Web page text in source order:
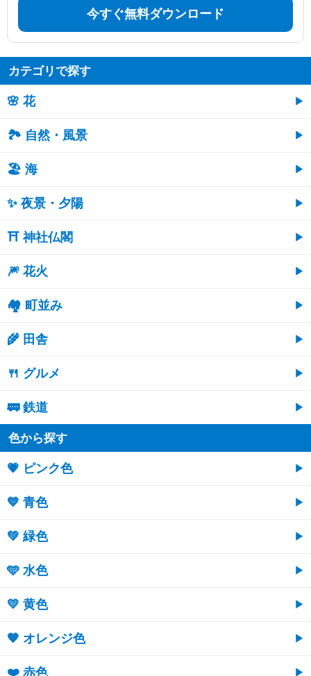
今すぐ無料ダウンロード
カテゴリで探す
🌸 花
🏞️ 自然・風景
🏖 海
✨ 夜景・夕陽
⛩ 神社仏閣
🎆 花火
🏘 町並み
🌾 田舎
🍴 グルメ
🚃 鉄道
色から探す
💗 ピンク色
💙 青色
💚 緑色
🩵 水色
💛 黄色
🧡 オレンジ色
❤️ 赤色